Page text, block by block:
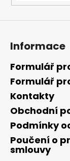
Informace
Formulář
Formulář
Kontakty
Obchodní
Podmínky
Poučení o
smlouvy